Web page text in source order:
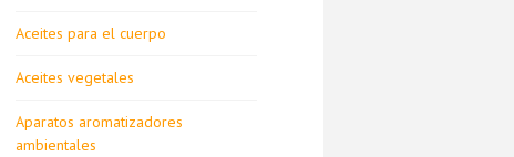
Aceites para el cuerpo
Aceites vegetales
Aparatos aromatizadores
ambientales